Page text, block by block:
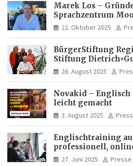
Marek Los –
Sprachzentrum
Italia und
Internationaler
22. Oktober 2025
BürgerStiftung
Stiftung
Deutschkenntnisse
26. August 2025
Novakid –
leicht gemacht
3. August 2025
Englischtraining
professionell,
27. Juni 2025 Presse